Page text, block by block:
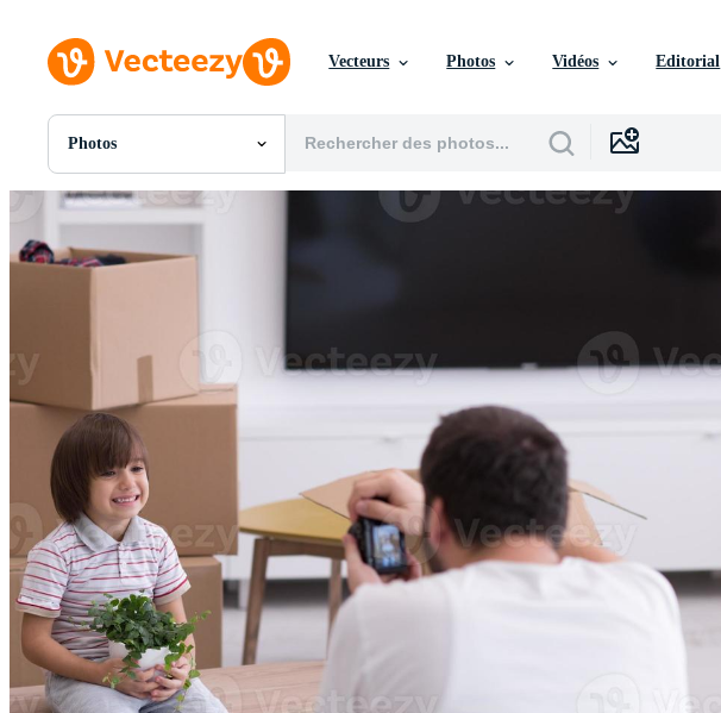
Vecteurs Photos Vidéos Editorial
Photos
Toutes Images
Photos
PNGs
PSDs
Images Éditoriales
Événements Éditoriaux